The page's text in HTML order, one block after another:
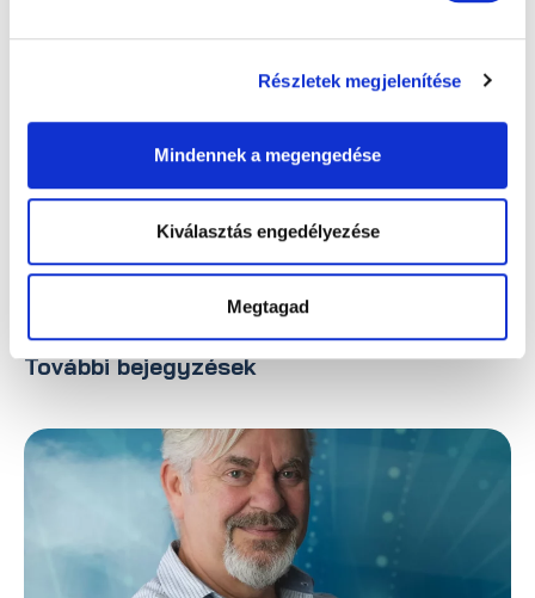
Részletek megjelenítése
Mindennek a megengedése
Kiválasztás engedélyezése
Megtagad
További bejegyzések